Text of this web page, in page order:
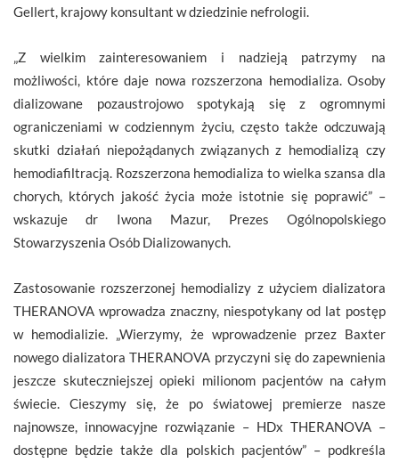
Gellert, krajowy konsultant w dziedzinie nefrologii.
„Z wielkim zainteresowaniem i nadzieją patrzymy na
możliwości, które daje nowa rozszerzona hemodializa. Osoby
dializowane pozaustrojowo spotykają się z ogromnymi
ograniczeniami w codziennym życiu, często także odczuwają
skutki działań niepożądanych związanych z hemodializą czy
hemodiafiltracją. Rozszerzona hemodializa to wielka szansa dla
chorych, których jakość życia może istotnie się poprawić” –
wskazuje dr Iwona Mazur, Prezes Ogólnopolskiego
Stowarzyszenia Osób Dializowanych.
Zastosowanie rozszerzonej hemodializy z użyciem dializatora
THERANOVA wprowadza znaczny, niespotykany od lat postęp
w hemodializie. „Wierzymy, że wprowadzenie przez Baxter
nowego dializatora THERANOVA przyczyni się do zapewnienia
jeszcze skuteczniejszej opieki milionom pacjentów na całym
świecie. Cieszymy się, że po światowej premierze nasze
najnowsze, innowacyjne rozwiązanie – HDx THERANOVA –
dostępne będzie także dla polskich pacjentów” – podkreśla